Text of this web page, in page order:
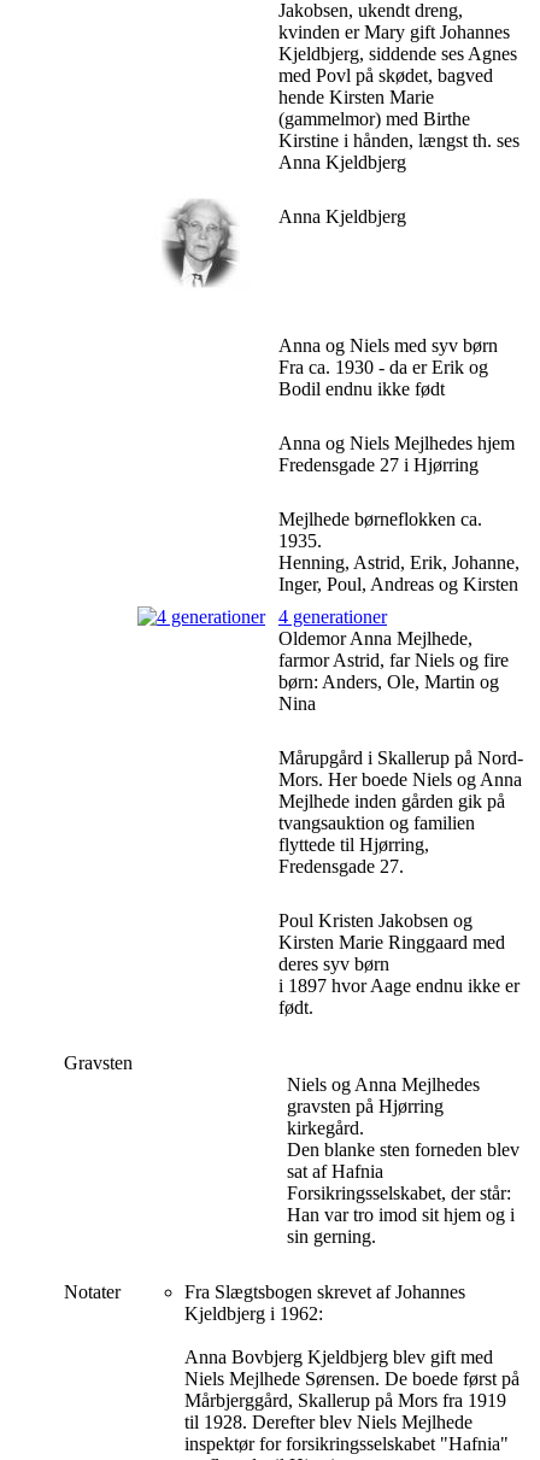
Jakobsen, ukendt dreng,
kvinden er Mary gift Johannes
Kjeldbjerg, siddende ses Agnes
med Povl på skødet, bagved
hende Kirsten Marie
(gammelmor) med Birthe
Kirstine i hånden, længst th. ses
Anna Kjeldbjerg
Anna Kjeldbjerg
Anna og Niels med syv børn
Fra ca. 1930 - da er Erik og
Bodil endnu ikke født
Anna og Niels Mejlhedes hjem
Fredensgade 27 i Hjørring
Mejlhede børneflokken ca.
1935.
Henning, Astrid, Erik, Johanne,
Inger, Poul, Andreas og Kirsten
4 generationer
Oldemor Anna Mejlhede,
farmor Astrid, far Niels og fire
børn: Anders, Ole, Martin og
Nina
Mårupgård i Skallerup på Nord-
Mors. Her boede Niels og Anna
Mejlhede inden gården gik på
tvangsauktion og familien
flyttede til Hjørring,
Fredensgade 27.
Poul Kristen Jakobsen og
Kirsten Marie Ringgaard med
deres syv børn
i 1897 hvor Aage endnu ikke er
født.
Gravsten
Niels og Anna Mejlhedes
gravsten på Hjørring
kirkegård.
Den blanke sten forneden blev
sat af Hafnia
Forsikringsselskabet, der står:
Han var tro imod sit hjem og i
sin gerning.
Notater
Fra Slægtsbogen skrevet af Johannes
Kjeldbjerg i 1962:
Anna Bovbjerg Kjeldbjerg blev gift med
Niels Mejlhede Sørensen. De boede først på
Mårbjerggård, Skallerup på Mors fra 1919
til 1928. Derefter blev Niels Mejlhede
inspektør for forsikringsselskabet "Hafnia"